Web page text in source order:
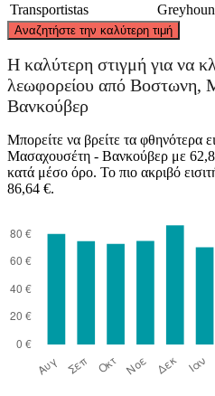
Transportistas
Αναζητήστε την καλύτερη τιμή
Vancouver
©
Η καλύτερη στιγμή για να
λεωφορείου από Βοστωνη,
Βανκούβερ
Μπορείτε να βρείτε τα φθηνότερα
Μασαχουσέτη - Βανκούβερ με
κατά μέσο όρο. Το πιο ακριβό
86,64 €.